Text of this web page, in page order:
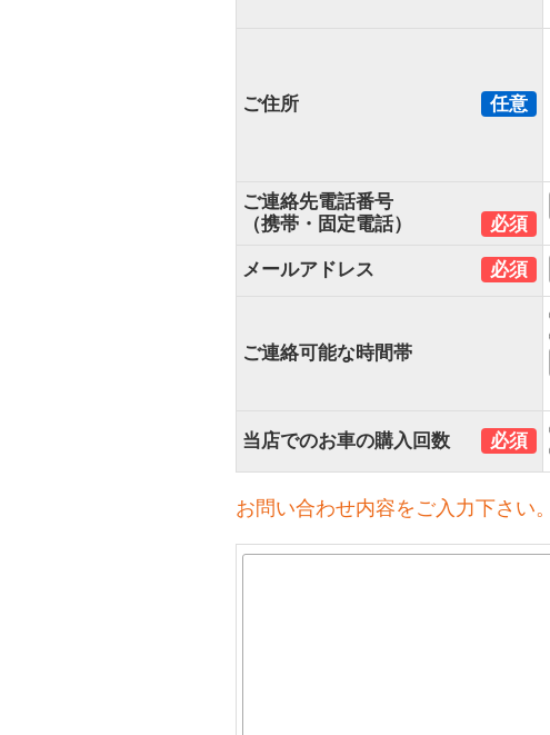
ご住所 任意
ご連絡先電話番号
（携帯・固定電話）
必須
メールアドレス 必須
ご連絡可能な時間帯
当店でのお車の購入回数 必須
お問い合わせ内容をご入力下さい。